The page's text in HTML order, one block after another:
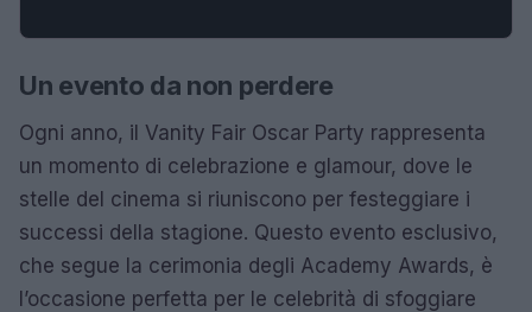
Un evento da non perdere
Ogni anno, il Vanity Fair Oscar Party rappresenta
un momento di celebrazione e glamour, dove le
stelle del cinema si riuniscono per festeggiare i
successi della stagione. Questo evento esclusivo,
che segue la cerimonia degli Academy Awards, è
l’occasione perfetta per le celebrità di sfoggiare